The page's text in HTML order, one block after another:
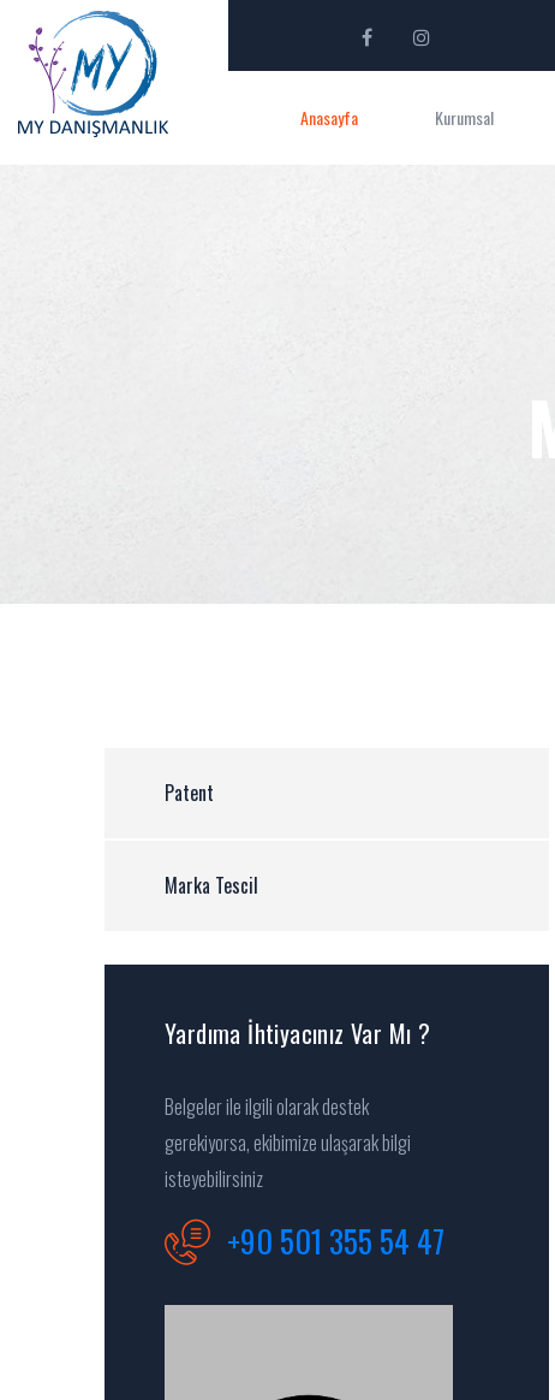
Anasayfa Kurumsal
Patent
Marka Tescil
Yardıma İhtiyacınız Var Mı ?
Belgeler ile ilgili olarak destek
gerekiyorsa, ekibimize ulaşarak bilgi
isteyebilirsiniz
+90 501 355 54 47